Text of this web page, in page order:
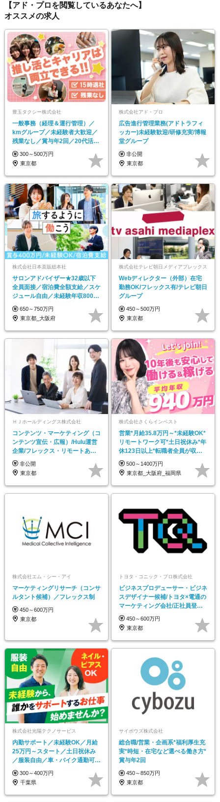
【アド・プロを閲覧しているあなたへ】
オススメの求人
豊玉タクシー株式会社
一般事務（経理＆運行管理）／
kmグループ／未経験者大歓迎／
残業なし／賞与年2回／20代活躍
中
300～500万円
東京都
株式会社アド・プロ
広告進行管理業務(アドトラフィ
ッカー)未経験歓迎/研修充実/博報
堂グループ
非公開
東京都
株式会社日本直販総本社
サロンアドバイザー★32歳以下
全員面接／宿泊費全額支給／スケ
ジュール自由／未経験年収800万
超多数
650～750万円
東京都_大阪府
株式会社テレビ朝日メディアプレックス
Webディレクター（外部）在宅
勤務OK/フレックス有/テレビ朝日
グループ
450～500万円
東京都
ＨＪホールディングス株式会社
コンテンツ・マーケティング（コ
ンテンツ宣伝・広報）/Hulu運営
企業/フレックス・リモートあり/
福利厚生充実
非公開
東京都
株式会社さくらインベスト
営業*月給35.8万円～*未経験OK*
リモートワーク可*土日祝休み*年
休123日以上*転職者全員が収入
UP
500～1400万円
東京都_大阪府_福岡県
株式会社エム・シー・アイ
マーケティングリサーチ（コンサ
ルタント候補）／フレックス制
450～600万円
東京都
トヨタ・コニック・プロ株式会社
ビジネスプロデューサー・ビジネ
スデザイナー候補/トヨタ×電通の
マーケティング会社/正社員登用
率9割/第二新卒
450～600万円
東京都
株式会社光陽テクノサービス
内勤サポート／未経験OK／月給
25万円～スタート／土日祝休み
／服装自由／車・バイク通勤可／
年3回の長期休暇あり
300～400万円
千葉県
サイボウズ株式会社
総合職/営業・企画系*福利厚生充
実*時短・在宅など選べる働き方*
賞与年2回
450～850万円
東京都